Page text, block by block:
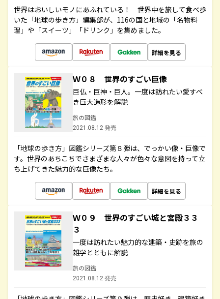
世界はおいしいモノにあふれている！ 世界中を旅して食べ歩
いた「地球の歩き方」編集部が、116の国と地域の「名物料
理」や「スイーツ」「ドリンク」を集めました。
詳細を見る
Ｗ０８ 世界のすごい巨像
巨仏・巨神・巨人。一度は訪れたい愛すべ
き巨大造形を解説
旅の図鑑
2021.08.12 発売
「地球の歩き方」図鑑シリーズ第８弾は、でっかい像・巨像で
す。世界のあちこちでさまざまな人々が色々な意図を持って立
ち上げてきた魅力的な巨像たち。
詳細を見る
Ｗ０９ 世界のすごい城と宮殿３３
３
一度は訪れたい魅力的な建築・史跡を旅の
雑学とともに解説
旅の図鑑
2021.08.12 発売